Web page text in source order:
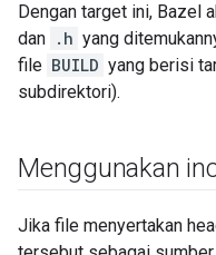
Dengan target ini, Bazel
dan .h yang
file BUILD yang berisi
subdirektori).
Menggunakan
Jika file menyertakan